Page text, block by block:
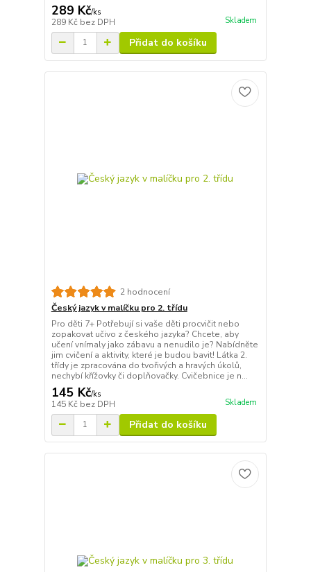
289 Kč/ks
289 Kč bez DPH Skladem
Přidat do košíku
2 hodnocení
Český jazyk v malíčku pro 2. třídu
Pro děti 7+ Potřebují si vaše děti procvičit nebo
zopakovat učivo z českého jazyka? Chcete, aby
učení vnímaly jako zábavu a nenudilo je? Nabídněte
jim cvičení a aktivity, které je budou bavit! Látka 2.
třídy je zpracována do tvořivých a hravých úkolů,
nechybí křížovky či doplňovačky. Cvičebnice je n...
145 Kč/ks
145 Kč bez DPH Skladem
Přidat do košíku